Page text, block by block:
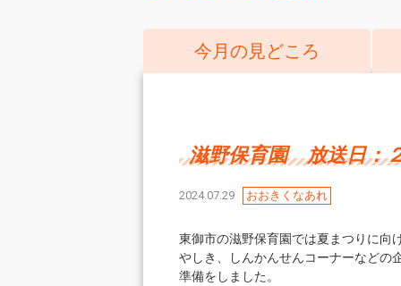
今月の見どころ
滋野保育園 放送日：
2024.07.29 おおきくなあれ
東御市の滋野保育園では夏まつりに向
やしき、しんかんせんコーナーなどの
準備をしました。